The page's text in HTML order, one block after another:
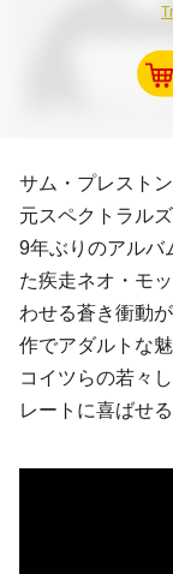
サム・プレストン
元スペクトラルズ
9年ぶりのアル
た疾走ネオ・モ
わせる蒼き衝動
作でアダルトな
コイツらの若々
レートに喜ばせ